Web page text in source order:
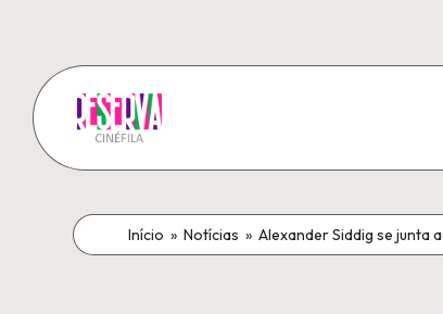
para
conteúdo R
e
s
fonte
de
Início » Notícias » Alexander Siddig se junta